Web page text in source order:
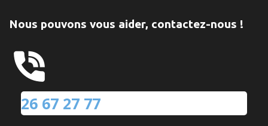
Nous pouvons vous aider, contactez-nous !
26 67 27 77